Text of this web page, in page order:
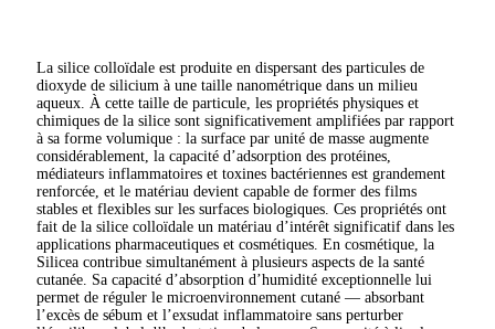
La silice colloïdale est produite en dispersant des particules de
dioxyde de silicium à une taille nanométrique dans un milieu
aqueux. À cette taille de particule, les propriétés physiques et
chimiques de la silice sont significativement amplifiées par rapport
à sa forme volumique : la surface par unité de masse augmente
considérablement, la capacité d’adsorption des protéines,
médiateurs inflammatoires et toxines bactériennes est grandement
renforcée, et le matériau devient capable de former des films
stables et flexibles sur les surfaces biologiques. Ces propriétés ont
fait de la silice colloïdale un matériau d’intérêt significatif dans les
applications pharmaceutiques et cosmétiques. En cosmétique, la
Silicea contribue simultanément à plusieurs aspects de la santé
cutanée. Sa capacité d’absorption d’humidité exceptionnelle lui
permet de réguler le microenvironnement cutané — absorbant
l’excès de sébum et l’exsudat inflammatoire sans perturber